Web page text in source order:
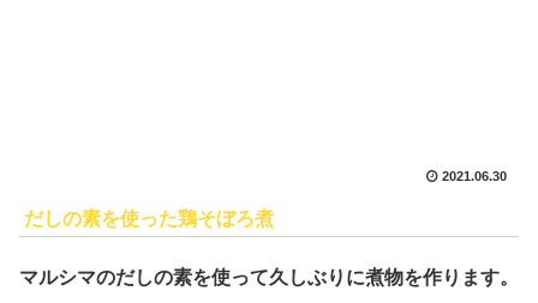
2021.06.30
だしの素を使った鶏そぼろ煮
マルシマのだしの素を使って久しぶりに煮物を作ります。